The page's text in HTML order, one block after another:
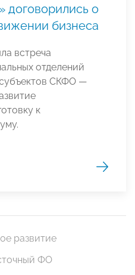
о
бизнеса
встреча
отделений
СКФО —
к
развитие
ФО